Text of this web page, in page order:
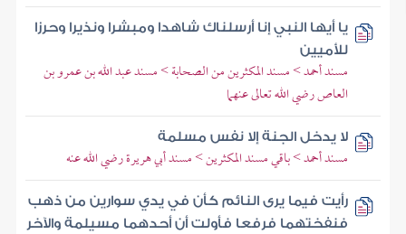
يا أيها النبي إنا أرسلناك شاهدا ومبشرا ونذيرا وحرزا
للأميين
مسند أحمد > مسند المكثرين من الصحابة > مسند عبد الله بن عمرو بن
العاص رضي الله تعالى عنهما
لا يدخل الجنة إلا نفس مسلمة
مسند أحمد > باقي مسند المكثرين > مسند أبي هريرة رضي الله عنه
رأيت فيما يرى النائم كأن في يدي سوارين من ذهب
فنفختهما فرفعا فأولت أن أحدهما مسيلمة والآخر